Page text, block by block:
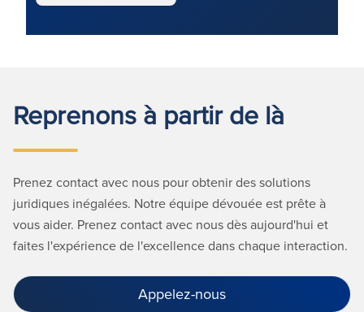
Reprenons à partir de là
Prenez contact avec nous pour obtenir des solutions
juridiques inégalées. Notre équipe dévouée est prête à
vous aider. Prenez contact avec nous dès aujourd'hui et
faites l'expérience de l'excellence dans chaque interaction.
Appelez-nous